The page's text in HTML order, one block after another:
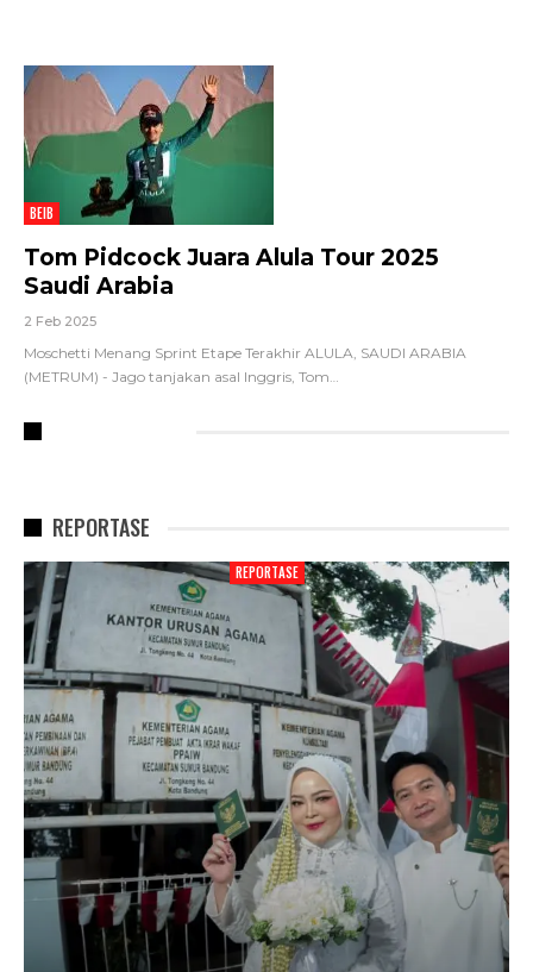
BEIB
Tom Pidcock Juara Alula Tour 2025
Saudi Arabia
2 Feb 2025
Moschetti Menang Sprint Etape Terakhir ALULA, SAUDI ARABIA
(METRUM) - Jago tanjakan asal Inggris, Tom…
REPORTASE
REPORTASE